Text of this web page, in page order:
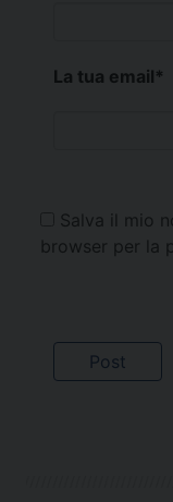
La tua email*
Salva il mio
browser per la